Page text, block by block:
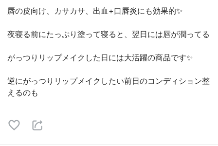
唇の皮向け、カサカサ、出血+口唇炎にも効果的✨
夜寝る前にたっぷり塗って寝ると、翌日には唇が潤ってる
がっつりリップメイクした日には大活躍の商品です✨
逆にがっつりリップメイクしたい前日のコンディション整
えるのも